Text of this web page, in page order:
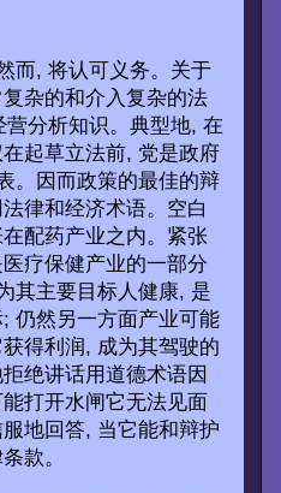
而, 将认可义务。关于
杂的和介入复杂的法
分析知识。典型地, 在
起草立法前, 党是政府
。因而政策的最佳的辩
律和经济术语。空白
配药产业之内。紧张
疗保健产业的一部分
其主要目标人健康, 是
仍然另一方面产业可能
得利润, 成为其驾驶的
绝讲话用道德术语因
打开水闸它无法见面
地回答, 当它能和辩护
款。